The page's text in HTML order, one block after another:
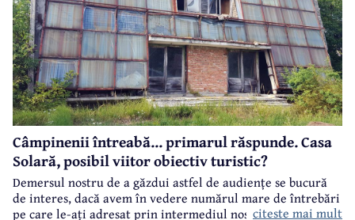
Câmpinenii întreabă... primarul răspunde. Casa
Solară, posibil viitor obiectiv turistic?
Demersul nostru de a găzdui astfel de audiențe se bucură
de interes, dacă avem în vedere numărul mare de întrebări
pe care le-ați adresat prin intermediul nostru primarului
citeste mai mult